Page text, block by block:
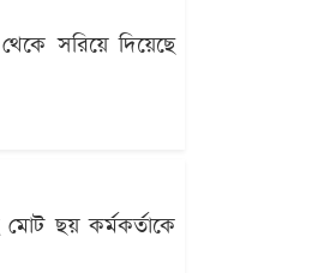
সরিয়ে দিয়েছে
ছয় কর্মকর্তাকে